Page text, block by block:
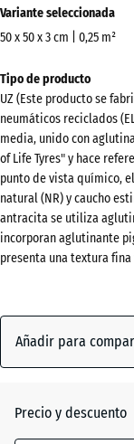
información
sobre
colores?
Mostrar
paleta
de
colores
Rojo
ladrillo(active)
Gris
Variante seleccionada
50 x 50 x 3 cm | 0,25 m²
Dimensiones
para
el
envío
540
x
540
x
30
mm
seleccionada,
enmarcada
en azul, se
el cálculo de
Tipo de producto
UZ (Este producto se
neumáticos reciclados
media, unido con
of Life Tyres" y hace
punto de vista químico,
natural (NR) y caucho
antracita se utiliza
incorporan aglutinante
presenta una textura
Añadir para
Precio y descuento